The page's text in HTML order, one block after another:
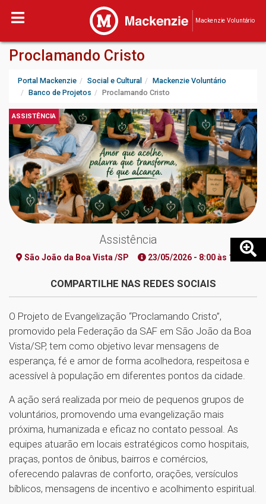
Mackenzie Voluntário
Proclamando Cristo
Portal Mackenzie Social e Cultural
Mackenzie Voluntário
Banco de Projetos
Proclamando Cristo
ASSISTÊNCIA
Assistência
São João da Boa Vista /SP 23/05/2026 - 8:00 às 11:30
COMPARTILHE NAS REDES SOCIAIS
O Projeto de Evangelização “Proclamando Cristo”,
promovido pela Federação da SAF em São João da Boa
Vista/SP, tem como objetivo levar mensagens de
esperança, fé e amor de forma acolhedora, respeitosa e
acessível à população em diferentes pontos da cidade.
A ação será realizada por meio de pequenos grupos de
voluntários, promovendo uma evangelização mais
próxima, humanizada e eficaz no contato pessoal. As
equipes atuarão em locais estratégicos como hospitais,
praças, pontos de ônibus, bairros e comércios,
oferecendo palavras de conforto, orações, versículos
bíblicos, mensagens de incentivo e acolhimento espiritual.